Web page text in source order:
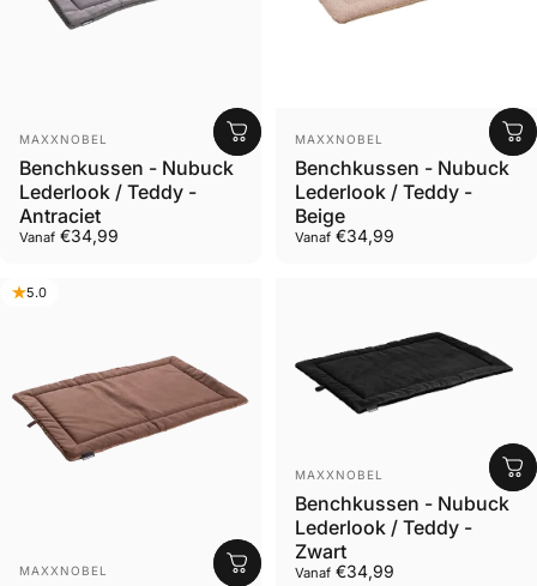
Leverancier
MAXXNOBEL
Benchkussen - Nubuck
Lederlook / Teddy -
Antraciet
Vanaf €34,99
Leverancier
MAXXNOBEL
Benchkussen - Nubuck
Lederlook / Teddy -
Beige
Vanaf €34,99
5.0
Leverancier
MAXXNOBEL
Leverancier
MAXXNOBEL
Benchkussen - Nubuck
Lederlook / Teddy -
Zwart
Vanaf €34,99